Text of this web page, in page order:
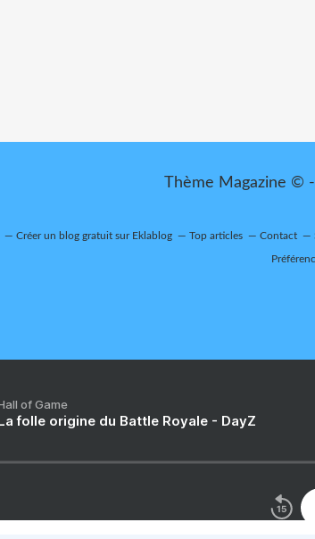
Thème Magazine ©
Créer un blog gratuit sur Eklablog Top articles Contact
of Game
folle origine du Battle Royale - DayZ